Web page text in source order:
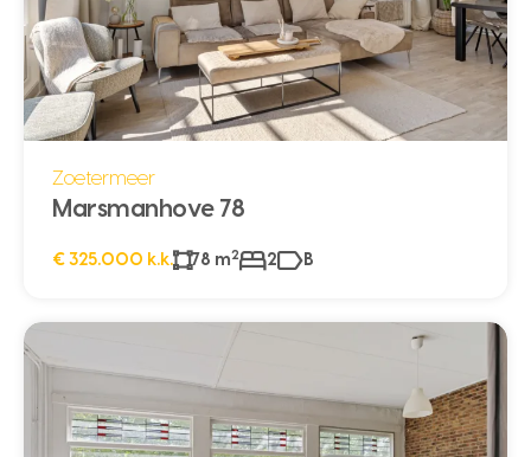
Zoetermeer
Marsmanhove 78
€ 325.000 k.k. 78 m2 2 B